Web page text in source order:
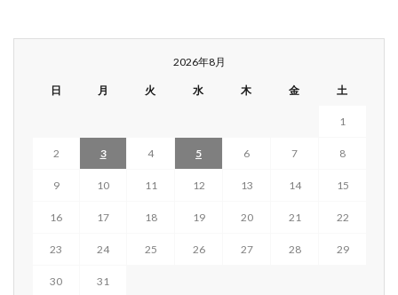
2026年8月
日 月 火 水 木 金 土
1
2 3 4 5 6 7 8
9 10 11 12 13 14 15
16 17 18 19 20 21 22
23 24 25 26 27 28 29
30
31